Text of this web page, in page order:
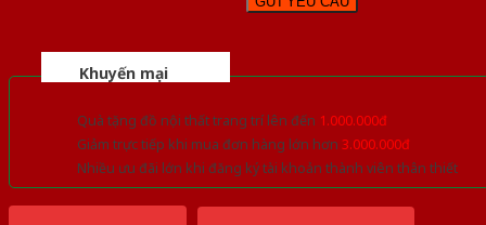
Khuyến mại
Quà tặng đồ nội thất trang trí lên đến 1.000.000đ
Giảm trực tiếp khi mua đơn hàng lớn hơn 3.000.000đ
Nhiều ưu đãi lớn khi đăng ký tài khoản thành viên thân thiết